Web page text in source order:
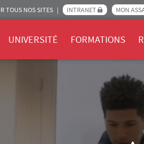
TOUS NOS SITES INTRANET MON
UNIVERSITÉ FORMATIONS